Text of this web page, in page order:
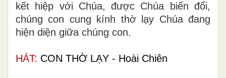
kết hiệp với Chúa, được Chúa biến đổi,
chúng con cung kính thờ lạy Chúa đang
hiện diện giữa chúng con.
HÁT: CON THỜ LẠY - Hoài Chiên